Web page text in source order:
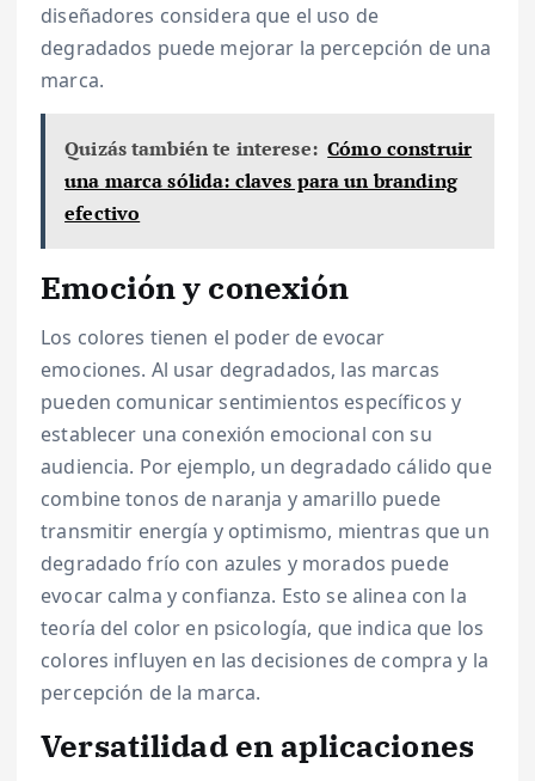
diseñadores considera que el uso de
degradados puede mejorar la percepción de una
marca.
Quizás también te interese: Cómo construir
una marca sólida: claves para un branding
efectivo
Emoción y conexión
Los colores tienen el poder de evocar
emociones. Al usar degradados, las marcas
pueden comunicar sentimientos específicos y
establecer una conexión emocional con su
audiencia. Por ejemplo, un degradado cálido que
combine tonos de naranja y amarillo puede
transmitir energía y optimismo, mientras que un
degradado frío con azules y morados puede
evocar calma y confianza. Esto se alinea con la
teoría del color en psicología, que indica que los
colores influyen en las decisiones de compra y la
percepción de la marca.
Versatilidad en aplicaciones